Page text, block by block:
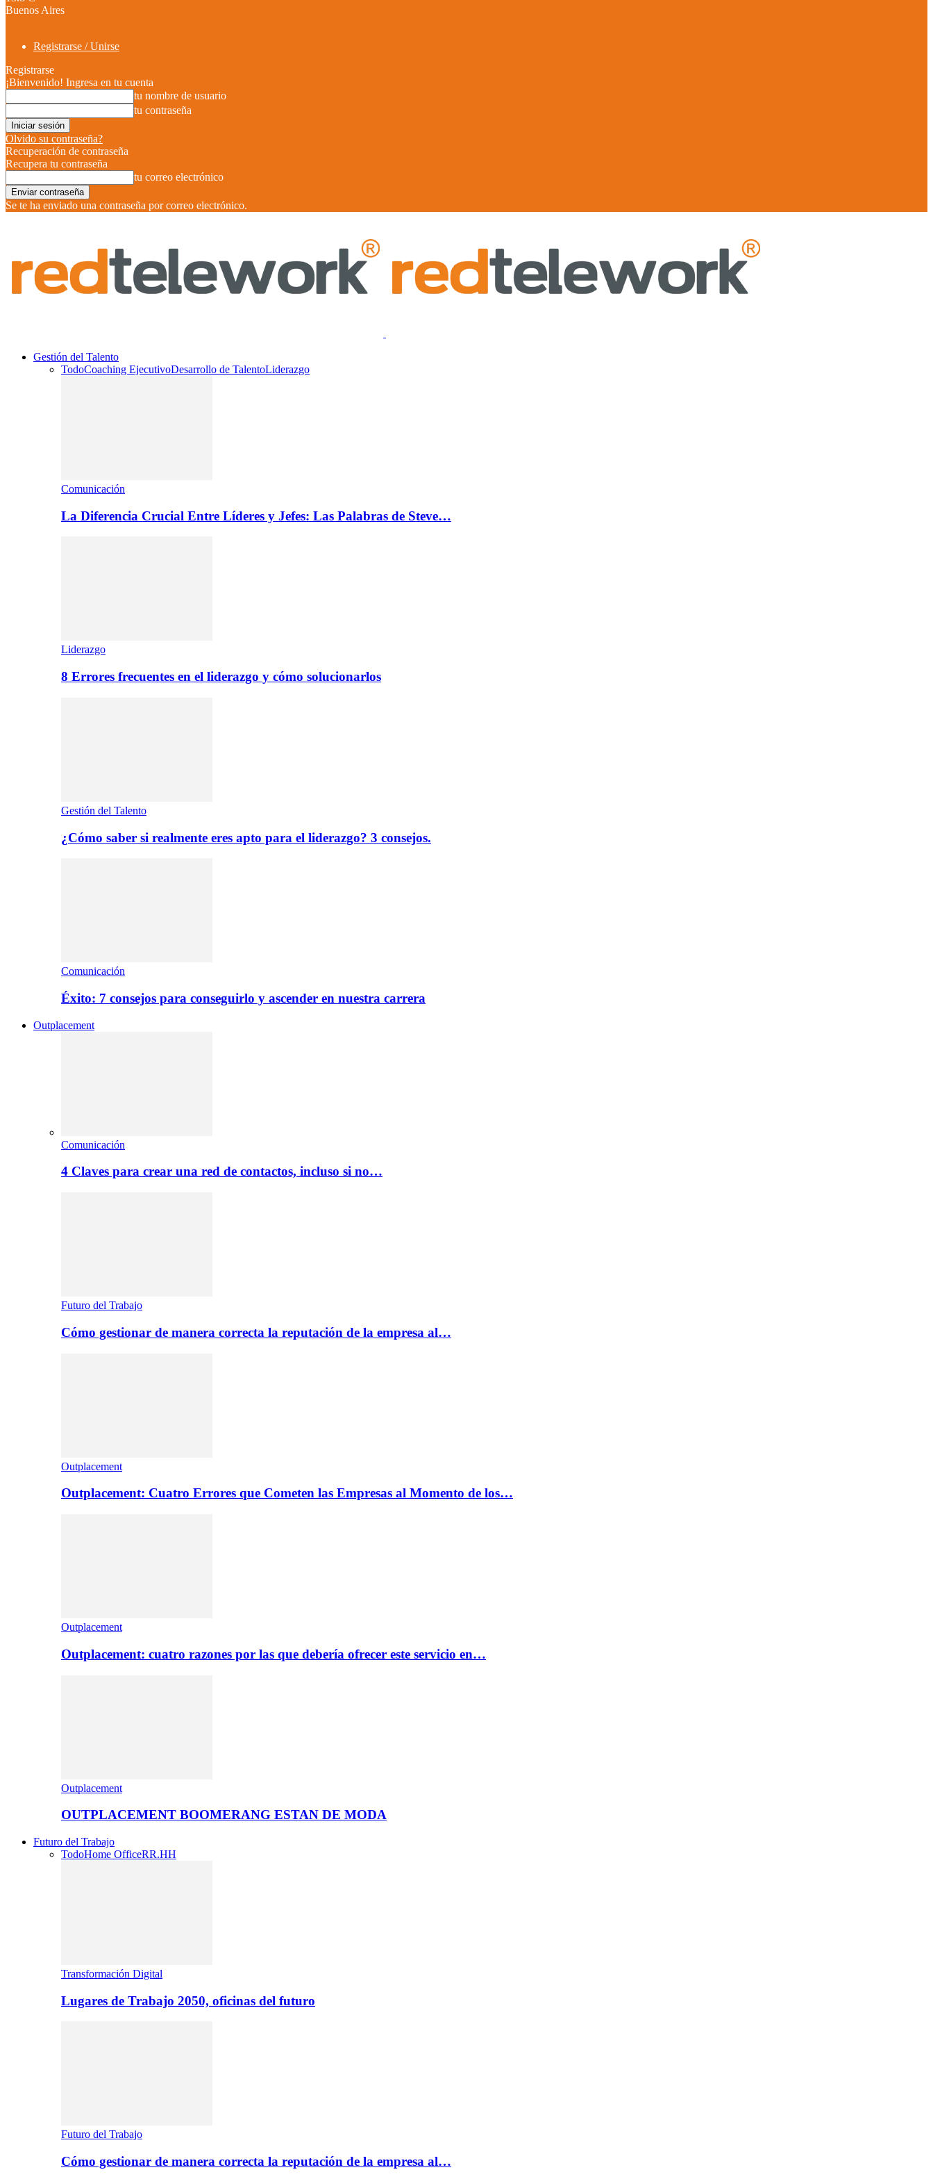
Buenos Aires
Registrarse / Unirse
Registrarse
¡Bienvenido! Ingresa en tu cuenta
tu nombre de usuario
tu contraseña
Olvido su contraseña?
Recuperación de contraseña
Recupera tu contraseña
tu correo electrónico
Se te ha enviado una contraseña por correo electrónico.
Gestión del Talento
TodoCoaching EjecutivoDesarrollo de TalentoLiderazgo
Comunicación
La Diferencia Crucial Entre Líderes y Jefes: Las Palabras de Steve…
Liderazgo
8 Errores frecuentes en el liderazgo y cómo solucionarlos
Gestión del Talento
¿Cómo saber si realmente eres apto para el liderazgo? 3 consejos.
Comunicación
Éxito: 7 consejos para conseguirlo y ascender en nuestra carrera
Outplacement
Comunicación
4 Claves para crear una red de contactos, incluso si no…
Futuro del Trabajo
Cómo gestionar de manera correcta la reputación de la empresa al…
Outplacement
Outplacement: Cuatro Errores que Cometen las Empresas al Momento de los…
Outplacement
Outplacement: cuatro razones por las que debería ofrecer este servicio en…
Outplacement
OUTPLACEMENT BOOMERANG ESTAN DE MODA
Futuro del Trabajo
TodoHome OfficeRR.HH
Transformación Digital
Lugares de Trabajo 2050, oficinas del futuro
Futuro del Trabajo
Cómo gestionar de manera correcta la reputación de la empresa al…